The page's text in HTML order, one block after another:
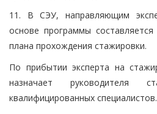
11. В СЭУ, направляющим
основе программы составляется
плана прохождения стажировки.
По прибытии эксперта на
назначает руководителя
квалифицированных специалистов.